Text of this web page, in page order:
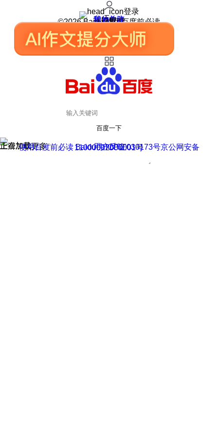
登录
我的关注
我的收藏
皮肤中心
用户反馈
设置
©2026 Baidu 使用百度前必读
百度一下
正在加载
上滑加载更多 用户反馈
使用百度前必读 Baidu 京ICP证030173号
京公网安备11000002000001号